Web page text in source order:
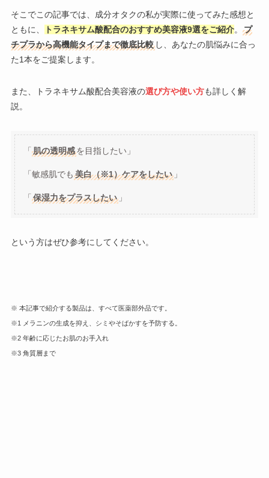
そこでこの記事では、成分オタクの私が実際に使ってみた感想と
ともに、
トラネキサム酸配合のおすすめ美容液9選をご紹介。
プ
チプラから高機能タイプまで徹底比較し、あなたの肌悩みに合っ
た1本をご提案します。
また、トラネキサム酸配合美容液の選び方や使い方も詳しく解
説。
「 肌の透明感を目指したい」
「敏感肌でも 美白（※1）ケアをしたい」
「 保湿力をプラスしたい」
という方はぜひ参考にしてください。
※ 本記事で紹介する製品は、すべて医薬部外品です。
※1 メラニンの生成を抑え、シミやそばかすを予防する。
※2 年齢に応じたお肌のお手入れ
※3 角質層まで